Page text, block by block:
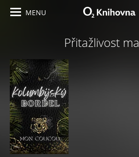
MENU
Přitažlivost